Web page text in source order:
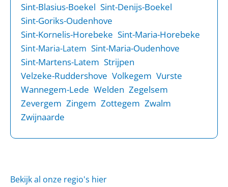
Sint-Blasius-Boekel Sint-Denijs-Boekel
Sint-Goriks-Oudenhove
Sint-Kornelis-Horebeke Sint-Maria-Horebeke
Sint-Maria-Latem Sint-Maria-Oudenhove
Sint-Martens-Latem Strijpen
Velzeke-Ruddershove Volkegem Vurste
Wannegem-Lede Welden Zegelsem
Zevergem Zingem Zottegem Zwalm
Zwijnaarde
Bekijk al onze regio's hier